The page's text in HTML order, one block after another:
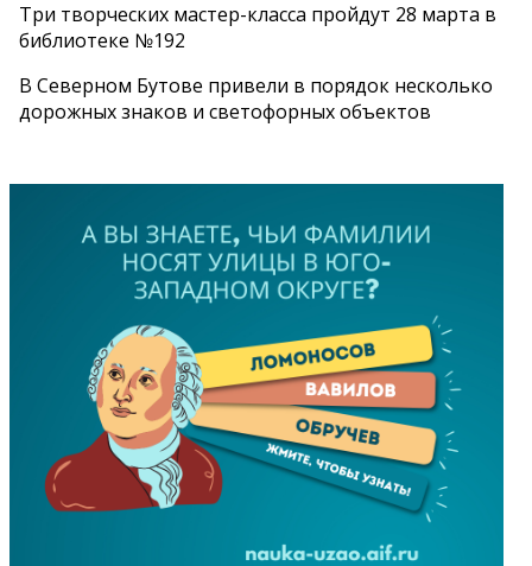
Три творческих мастер-класса пройдут 28 марта в
библиотеке №192
В Северном Бутове привели в порядок несколько
дорожных знаков и светофорных объектов